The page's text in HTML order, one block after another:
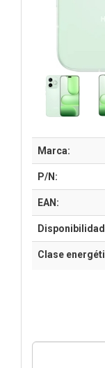
Marca:
P/N:
EAN:
Clase